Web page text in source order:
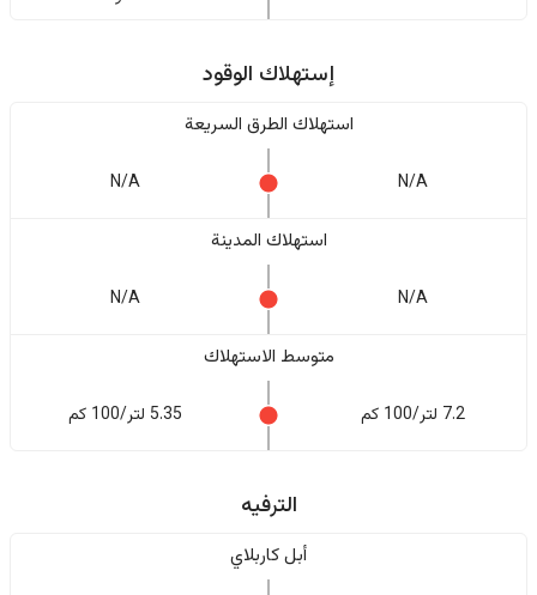
إستهلاك الوقود
استهلاك الطرق السريعة
N/A
N/A
استهلاك المدينة
N/A
N/A
متوسط الاستهلاك
7.2 لتر/100 كم 5.35 لتر/100 كم
الترفيه
أبل كاربلاي